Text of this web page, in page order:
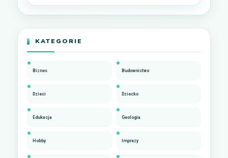
KATEGORIE
Biznes Budownictwo
Dzieci Dziecko
Edukacja Geologia
Hobby Imprezy